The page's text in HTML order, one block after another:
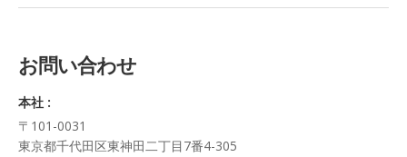
ご入力頂く個人情報は第三者に提供しません。
正・追加・削除、利用の停止または消去、第三者への提供の停
口に申し出ることができます。
その際、弊社はご本人を確認させていただいたうえで、合理的
な期間内に対応いたします。
お問い合わせ
本社 :
〒101-0031
東京都千代田区東神田二丁目7番4-305